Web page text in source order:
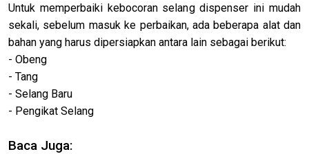
Untuk memperbaiki kebocoran selang dispenser ini mudah
sekali, sebelum masuk ke perbaikan, ada beberapa alat dan
bahan yang harus dipersiapkan antara lain sebagai berikut:
- Obeng
- Tang
- Selang Baru
- Pengikat Selang
Baca Juga: